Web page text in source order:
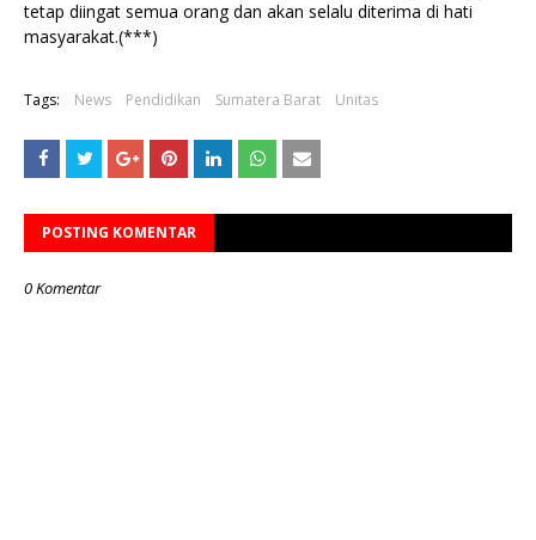
tetap diingat semua orang dan akan selalu diterima di hati
masyarakat.(***)
Tags: News Pendidikan Sumatera Barat Unitas
POSTING KOMENTAR
0 Komentar